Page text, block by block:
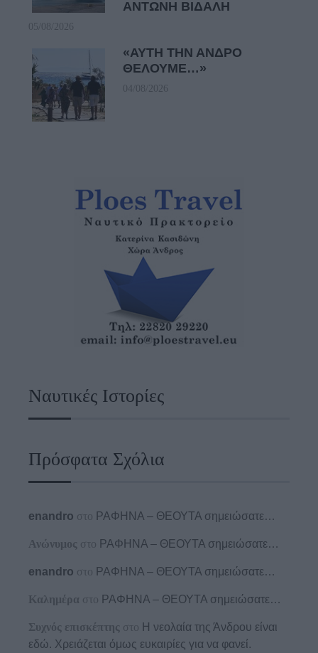
ΑΝΤΩΝΗ ΒΙΔΑΛΗ
05/08/2026
«ΑΥΤΗ ΤΗΝ ΑΝΔΡΟ
ΘΕΛΟΥΜΕ…»
04/08/2026
Ναυτικές Ιστορίες
Πρόσφατα Σχόλια
enandro στο ΡΑΦΗΝΑ – ΘΕΟΥΤΑ σημειώσατε…
Ανώνυμος στο ΡΑΦΗΝΑ – ΘΕΟΥΤΑ σημειώσατε…
enandro στο ΡΑΦΗΝΑ – ΘΕΟΥΤΑ σημειώσατε…
Καλημέρα στο ΡΑΦΗΝΑ – ΘΕΟΥΤΑ σημειώσατε…
Συχνός επισκέπτης στο Η νεολαία της Άνδρου είναι
εδώ. Χρειάζεται όμως ευκαιρίες για να φανεί.